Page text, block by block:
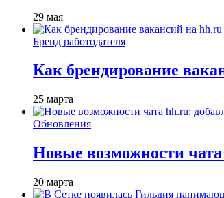
29 мая
Бренд работодателя
Как брендирование
25 марта
Обновления
Новые возможности
20 марта